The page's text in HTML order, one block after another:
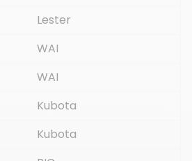
Lester
WAI
WAI
Kubota
Kubota